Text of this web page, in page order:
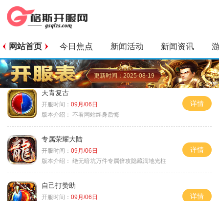
网站首页 今日焦点 新闻活动 新闻资讯
更新时间：2025-08-19
天青复古
开服时间： 09月/06日
版本介绍： 不看网站终身后悔
详情
专属荣耀大陆
开服时间： 09月/06日
版本介绍： 绝无暗坑万件专属倍攻隐藏满地光柱
详情
自己打赞助
开服时间： 09月/06日
详情